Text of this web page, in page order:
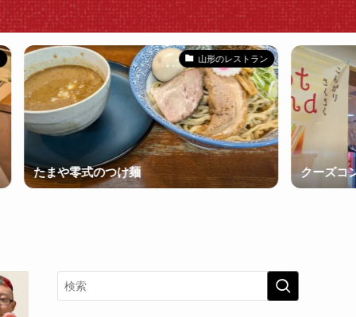
山形のレストラン
零式のつけ麺 クーズコンセルボ